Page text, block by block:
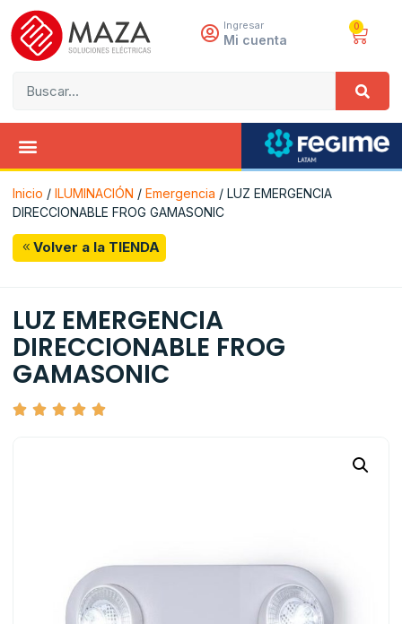
Ingresar
Mi cuenta
0
Inicio / ILUMINACIÓN / Emergencia / LUZ EMERGENCIA
DIRECCIONABLE FROG GAMASONIC
Volver a la TIENDA
LUZ EMERGENCIA
DIRECCIONABLE FROG
GAMASONIC